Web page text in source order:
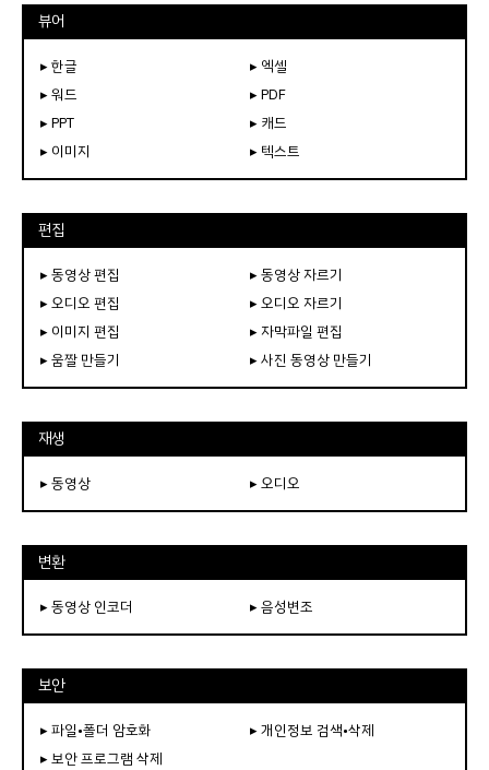
뷰어
▸ 한글
▸ 엑셀
▸ 워드
▸ PDF
▸ PPT
▸ 캐드
▸ 이미지
▸ 텍스트
편집
▸ 동영상 편집
▸ 동영상 자르기
▸ 오디오 편집
▸ 오디오 자르기
▸ 이미지 편집
▸ 자막파일 편집
▸ 움짤 만들기
▸ 사진 동영상 만들기
재생
▸ 동영상 ▸ 오디오
변환
▸ 동영상 인코더 ▸ 음성변조
보안
▸ 파일•폴더 암호화
▸ 개인정보 검색•삭제
▸ 보안 프로그램 삭제